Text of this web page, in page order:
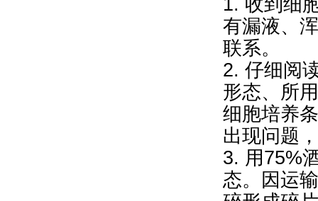
有漏液、
联系。
2. 仔细阅
形态、所
细胞培养
出现问题
3. 用75%
态。因运